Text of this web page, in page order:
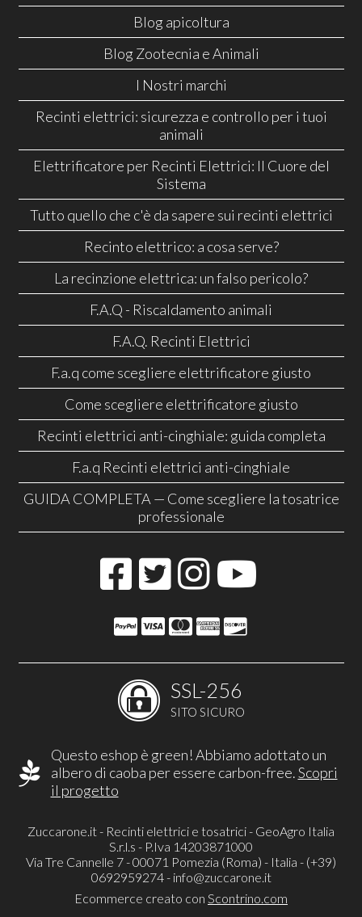
Blog apicoltura
Blog Zootecnia e Animali
I Nostri marchi
Recinti elettrici: sicurezza e controllo per i tuoi
animali
Elettrificatore per Recinti Elettrici: Il Cuore del
Sistema
Tutto quello che c'è da sapere sui recinti elettrici
Recinto elettrico: a cosa serve?
La recinzione elettrica: un falso pericolo?
F.A.Q - Riscaldamento animali
F.A.Q. Recinti Elettrici
F.a.q come scegliere elettrificatore giusto
Come scegliere elettrificatore giusto
Recinti elettrici anti-cinghiale: guida completa
F.a.q Recinti elettrici anti-cinghiale
GUIDA COMPLETA — Come scegliere la tosatrice
professionale
SSL-256
SITO SICURO
Questo eshop è green! Abbiamo adottato un
albero di caoba per essere carbon-free.Scopri
il progetto
Zuccarone.it - Recinti elettrici e tosatrici - GeoAgro Italia
S.r.l.s - P.Iva 14203871000
Via Tre Cannelle 7 - 00071 Pomezia (Roma) - Italia - (+39)
0692959274 - info@zuccarone.it
Ecommerce creato con Scontrino.com